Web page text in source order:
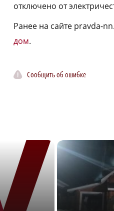
отключено от
Ранее на сайте pravda-
дом.
Сообщить об ошибке